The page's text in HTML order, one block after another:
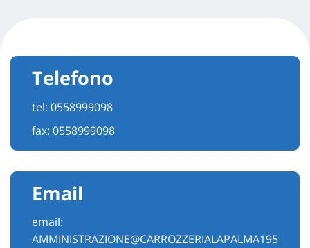
Telefono
tel: 0558999098
fax: 0558999098
Email
email:
AMMINISTRAZIONE@CARROZZERIALAPALMA195